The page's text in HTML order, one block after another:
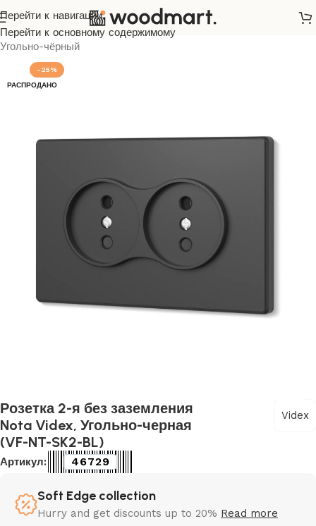
Перейти к навигации
Перейти к основному содержимому
Главная/ Розетки и выключатели/
Угольно-чёрный
-25%
РАСПРОДАНО
Розетка 2-я без заземления
Nota Videx, Угольно-черная
(VF-NT-SK2-BL)
Videx
Артикул: 46729
Soft Edge collection
Hurry and get discounts up to 20% Read more